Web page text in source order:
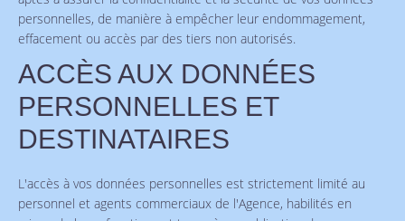
personnelles, de manière à empêcher leur endommagement,
effacement ou accès par des tiers non autorisés.
ACCÈS AUX DONNÉES
PERSONNELLES ET
DESTINATAIRES
L'accès à vos données personnelles est strictement limité au
personnel et agents commerciaux de l'Agence, habilités en